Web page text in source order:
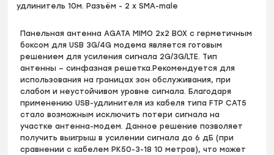
удлинитель 10м. Разъём - 2 х SMA-male
Панельная антенна AGATA MIMO 2x2 BOX с герметичным
боксом для USB 3G/4G модема является готовым
решением для усиления сигнала 2G/3G/LTE. Тип
антенны – синфазная решетка.Рекомендуется для
использования на границах зон обслуживания, при
слабом и неустойчивом уровне сигнала. Благодаря
применению USB-удлинителя из кабеля типа FTP CAT5
стало возможным исключить потери сигнала на
участке антенна-модем. Данное решение позволяет
получить выигрыш в усилении сигнала до 6 дБ (при
сравнении с кабелем РК50-3-18 10 метров), что может